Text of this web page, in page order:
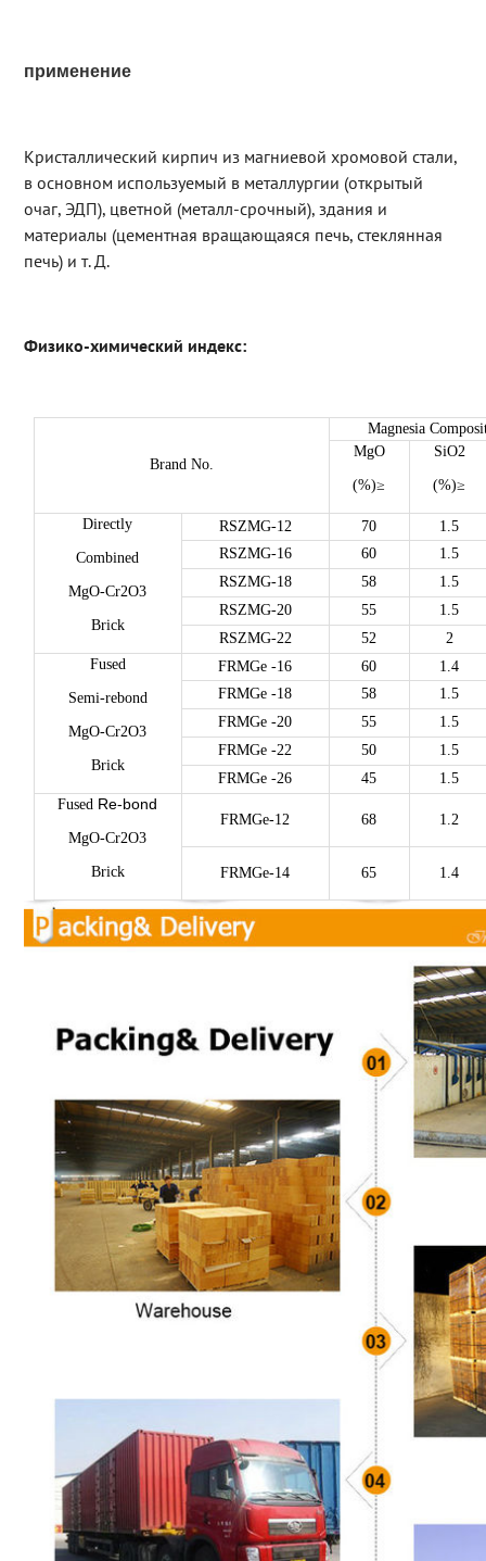
применение
Кристаллический кирпич из магниевой хромовой стали,
в основном используемый в металлургии (открытый
очаг, ЭДП), цветной (металл-срочный), здания и
материалы (цементная вращающаяся печь, стеклянная
печь) и т. Д.
Физико-химический индекс:
Brand No.
Magnesia
MgO
(%)≥
SiO2
(%)≥
Directly
Combined
MgO-Cr2O3
Brick
RSZMG-12 70
1.5
RSZMG-16
60
1.5
RSZMG-18
58
1.5
RSZMG-20
55
1.5
RSZMG-22
52
2
Fused
Semi-rebond
MgO-Cr2O3
Brick
FRMGe -16 60
1.4
FRMGe -18
58
1.5
FRMGe -20
55
1.5
FRMGe -22
50
1.5
FRMGe -26
45
1.5
Fused Re-bond
MgO-Cr2O3
Brick
FRMGe-12 68 1.2
FRMGe-14 65 1.4